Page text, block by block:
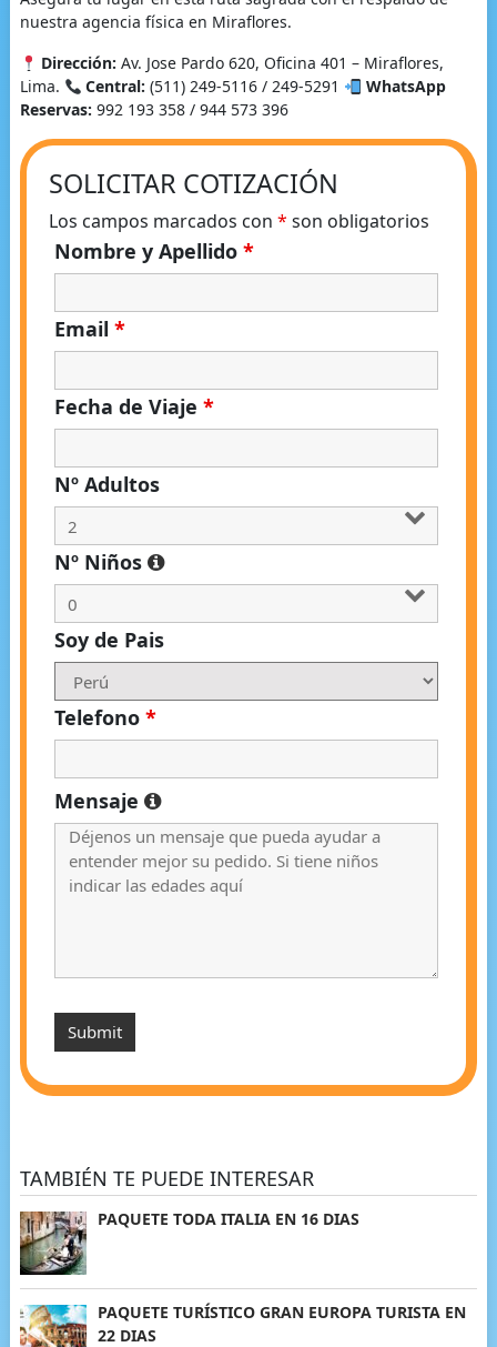
nuestra agencia física en Miraflores.
Dirección: Av. Jose Pardo 620, Oficina 401 – Miraflores,
Lima.
Central: (511) 249-5116 / 249-5291
WhatsApp
Reservas: 992 193 358 / 944 573 396
SOLICITAR COTIZACIÓN
Los campos marcados con * son obligatorios
Nombre y Apellido *
Email *
Fecha de Viaje *
Nº Adultos
Nº Niños
Soy de Pais
Telefono *
Mensaje
TAMBIÉN TE PUEDE INTERESAR
PAQUETE TODA ITALIA EN 16 DIAS
PAQUETE TURÍSTICO GRAN EUROPA TURISTA EN
22 DIAS